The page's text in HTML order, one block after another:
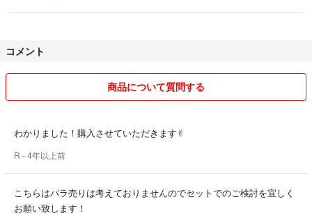
コメント
商品について質問する
わかりました！購入させていただきます✌︎
R - 4年以上前
こちらはバラ売りは考えておりませんのでセットでのご検討を宜しく
お願い致します！